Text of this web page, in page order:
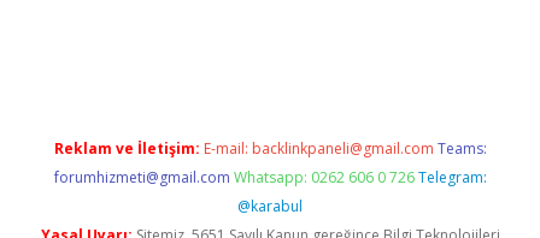
Reklam ve İletişim: E-mail: backlinkpaneli@gmail.com Teams:
forumhizmeti@gmail.com Whatsapp: 0262 606 0 726 Telegram:
@karabul